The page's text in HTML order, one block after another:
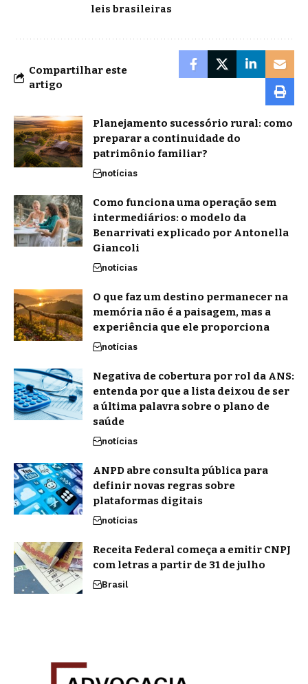
leis brasileiras
Compartilhar este
artigo
Planejamento sucessório rural: como
preparar a continuidade do
patrimônio familiar?
notícias
Como funciona uma operação sem
intermediários: o modelo da
Benarrivati explicado por Antonella
Giancoli
notícias
O que faz um destino permanecer na
memória não é a paisagem, mas a
experiência que ele proporciona
notícias
Negativa de cobertura por rol da ANS:
entenda por que a lista deixou de ser
a última palavra sobre o plano de
saúde
notícias
ANPD abre consulta pública para
definir novas regras sobre
plataformas digitais
notícias
Receita Federal começa a emitir CNPJ
com letras a partir de 31 de julho
Brasil